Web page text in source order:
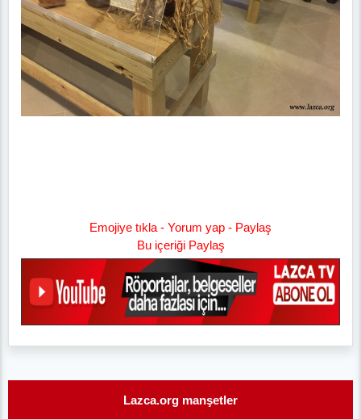
Emojiye tıkla - Yorum yap - Paylaş
Bu içeriği Paylaş
Lazca.org manşetler